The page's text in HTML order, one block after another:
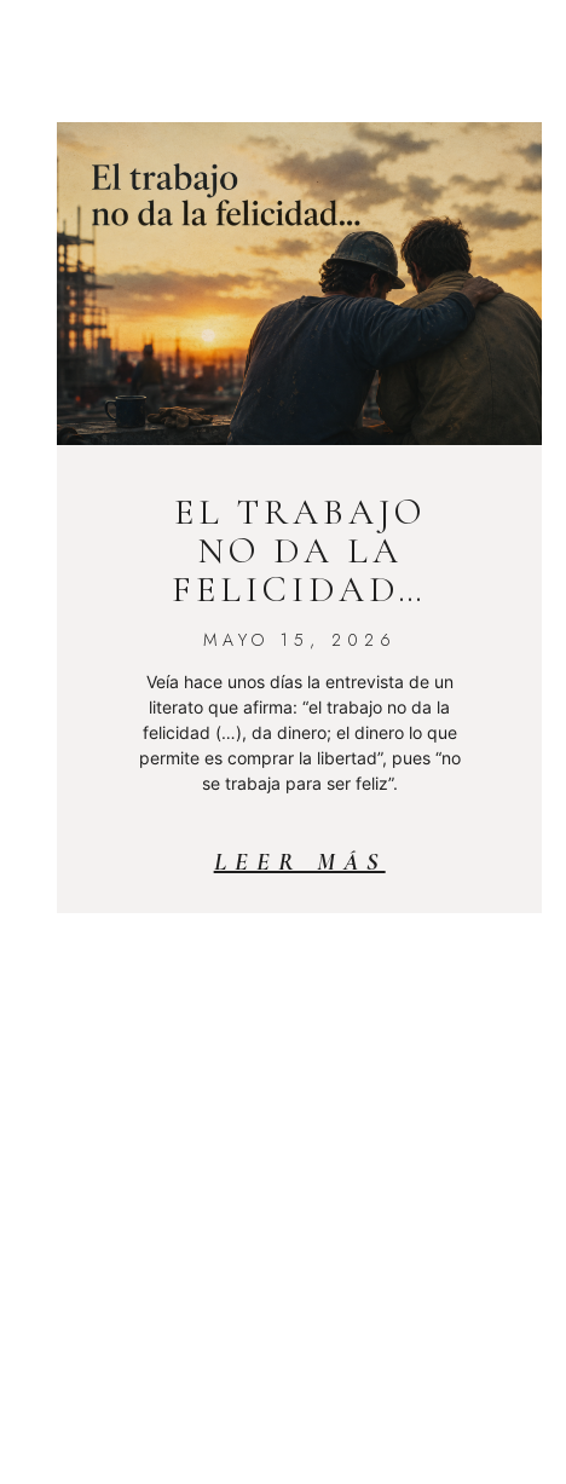
EL TRABAJO
NO DA LA
FELICIDAD…
MAYO 15, 2026
Veía hace unos días la entrevista de un
literato que afirma: “el trabajo no da la
felicidad (…), da dinero; el dinero lo que
permite es comprar la libertad”, pues “no
se trabaja para ser feliz”.
LEER MÁS